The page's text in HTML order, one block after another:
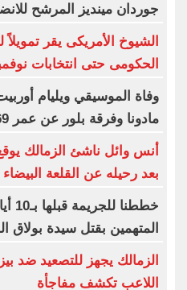
جوردان مينديز المرشح
الشيوخ الأمريكى يقر تمويلاً
الحكومى حتى انتخابات
وفاة الموسيقي ويليام
مادونا وفرقة بلور عن عمر 69 عاما
أنس وائل ناشئ الزمالك
بعد رحيله عن القلعة البيضاء
المتهمين بقتل سيدة بولاق
الزمالك يجهز للتصعيد ضد
اللاعب تكشف مفاجأة